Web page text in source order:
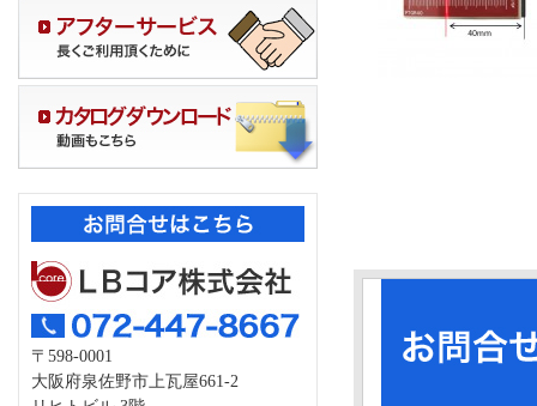
〒598-0001
大阪府泉佐野市上瓦屋661-2